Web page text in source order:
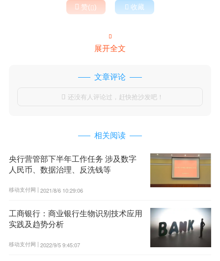
 赞()  收藏

展开全文
文章评论
 还没有人评论过，赶快抢沙发吧！
相关阅读
央行营管部下半年工作任务 涉及数字
人民币、数据治理、反洗钱等
移动支付网 | 2021/8/6 10:29:06
工商银行：商业银行生物识别技术应用
实践及趋势分析
移动支付网 | 2022/9/5 9:45:07